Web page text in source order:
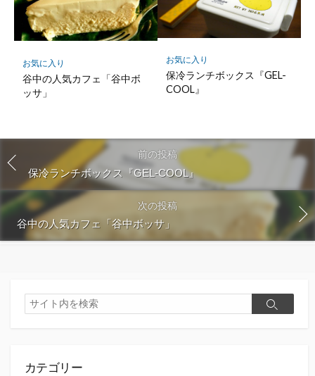
ク
に
保
お気に入り
谷中の人気カフェ「谷中ボ
ッサ」
お気に入り
保冷ランチボックス『GEL-
COOL』
前の投稿
保冷ランチボックス『GEL-COOL』
次の投稿
谷中の人気カフェ「谷中ボッサ」
検
索
検
カテゴリー